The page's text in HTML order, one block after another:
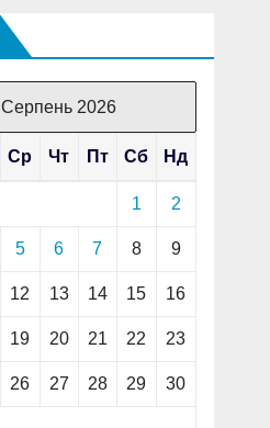
Серпень 2026
Ср Чт Пт Сб Нд
1 2
5 6 7 8 9
12 13 14 15 16
19 20 21 22 23
26 27 28 29 30